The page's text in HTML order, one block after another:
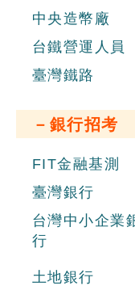
中央造幣廠
台鐵營運人員
臺灣鐵路
－銀行招考
FIT金融基測
臺灣銀行
台灣中小企業
行
土地銀行